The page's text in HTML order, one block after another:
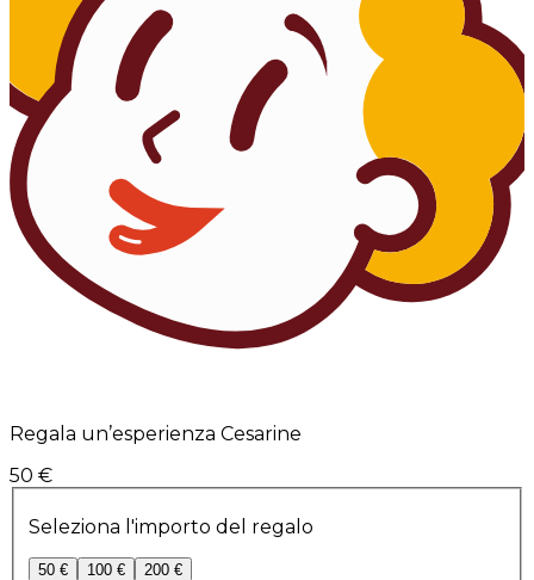
Regala un’esperienza Cesarine
50 €
Seleziona l'importo del regalo
50 € 100 € 200 €